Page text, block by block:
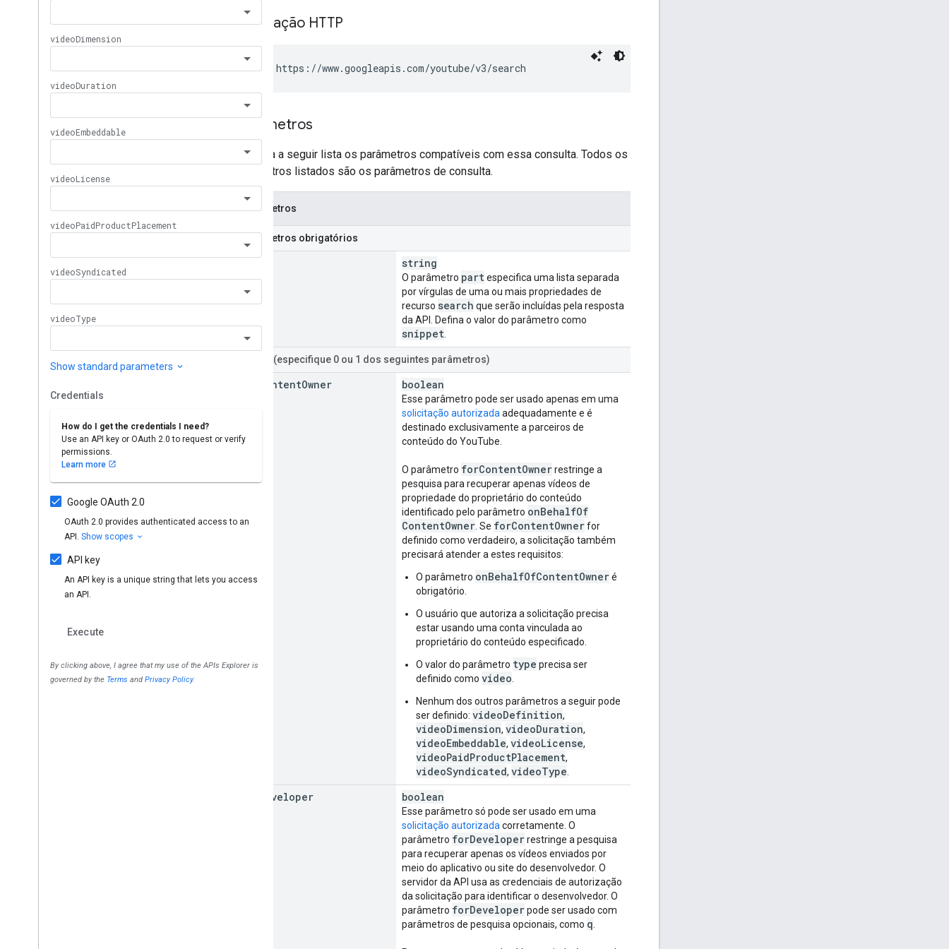
Solicitação HTTP
GET https://www.googleapis.com/youtube/v3/search
Parâmetros
A tabela a seguir lista os parâmetros compatíveis com essa consulta. Todos os
parâmetros listados são os parâmetros de consulta.
Parâmetros
Parâmetros obrigatórios
string
O parâmetro partespecifica uma lista separada
por vírgulas de uma ou mais propriedades de
recurso search que serão incluídas pela resposta
da API. Defina o valor do parâmetro como
snippet
(especifique 0 ou 1 dos seguintes parâmetros)
ContentOwner boolean
Esse parâmetro pode ser usado apenas em uma
solicitação autorizada adequadamente e é
destinado exclusivamente a parceiros de
conteúdo do YouTube.
O parâmetro forContentOwnerrestringe a
pesquisa para recuperar apenas vídeos de
propriedade do proprietário do conteúdo
identificado pelo parâmetro onBehalfOf
ContentOwner . Se forContentOwnerfor
definido como verdadeiro, a solicitação também
precisará atender a estes requisitos:
O parâmetro onBehalfOfContentOwneré
obrigatório.
O usuário que autoriza a solicitação precisa
estar usando uma conta vinculada ao
proprietário do conteúdo especificado.
O valor do parâmetro type precisa ser
definido como video
Nenhum dos outros parâmetros a seguir pode
ser definido: videoDefinition,
videoDimension, videoDuration,
videoEmbeddable, videoLicense,
videoPaidProductPlacement,
videoSyndicated, videoType
Developer boolean
Esse parâmetro só pode ser usado em uma
solicitação autorizada corretamente. O
parâmetro forDeveloperrestringe a pesquisa
para recuperar apenas os vídeos enviados por
meio do aplicativo ou site do desenvolvedor. O
servidor da API usa as credenciais de autorização
da solicitação para identificar o desenvolvedor. O
parâmetro forDeveloperpode ser usado com
parâmetros de pesquisa opcionais, como q